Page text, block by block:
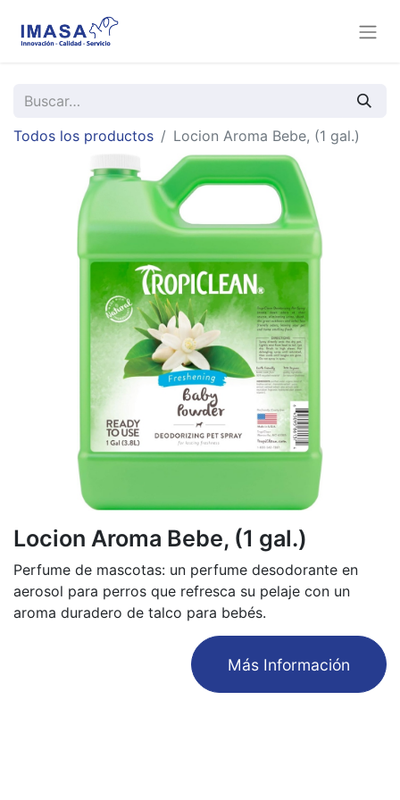
Todos los productos Locion Aroma Bebe, (1 gal.)
Locion Aroma Bebe, (1 gal.)
Perfume de mascotas: un perfume desodorante en
aerosol para perros que refresca su pelaje con un
aroma duradero de talco para bebés.
​Más Información